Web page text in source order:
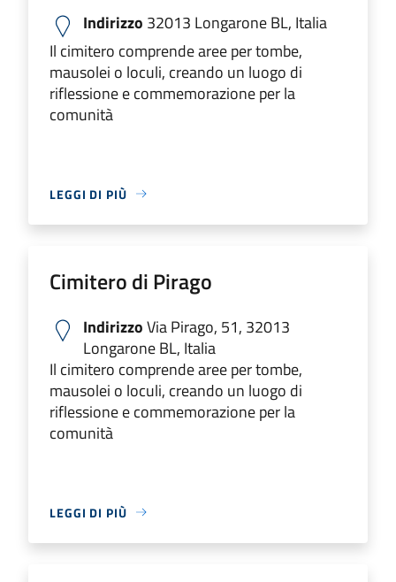
Indirizzo 32013 Longarone BL, Italia
Il cimitero comprende aree per tombe,
mausolei o loculi, creando un luogo di
riflessione e commemorazione per la
comunità
LEGGI DI PIÙ
Cimitero di Pirago
IndirizzoVia Pirago, 51, 32013
Longarone BL, Italia
Il cimitero comprende aree per tombe,
mausolei o loculi, creando un luogo di
riflessione e commemorazione per la
comunità
LEGGI DI PIÙ